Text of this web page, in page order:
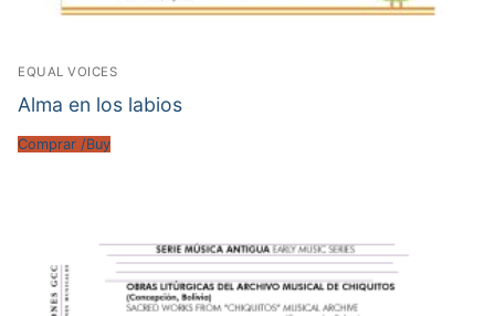
EQUAL VOICES
Alma en los labios
Comprar /Buy